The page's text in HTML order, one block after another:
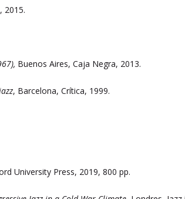
2015.
Buenos Aires, Caja Negra, 2013.
, Barcelona, Crítica, 1999.
University Press, 2019, 800 pp.